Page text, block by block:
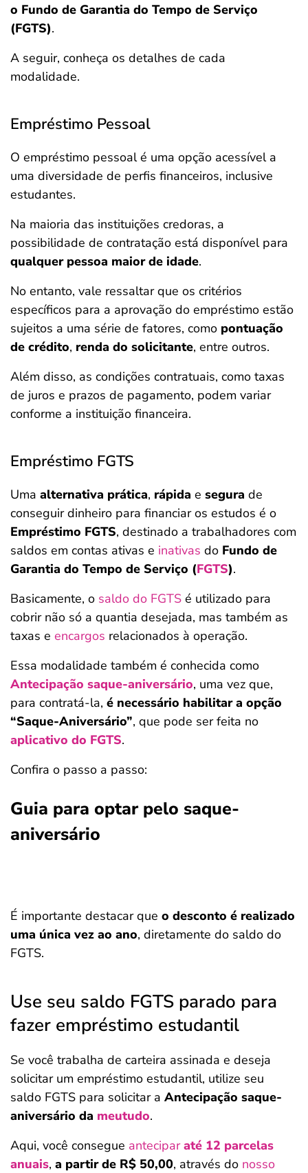
o Fundo de Garantia do Tempo de Serviço
(FGTS).
A seguir, conheça os detalhes de cada
modalidade.
Empréstimo Pessoal
O empréstimo pessoal é uma opção acessível a
uma diversidade de perfis financeiros, inclusive
estudantes.
Na maioria das instituições credoras, a
possibilidade de contratação está disponível para
qualquer pessoa maior de idade.
No entanto, vale ressaltar que os critérios
específicos para a aprovação do empréstimo estão
sujeitos a uma série de fatores, como pontuação
de crédito, renda do solicitante, entre outros.
Além disso, as condições contratuais, como taxas
de juros e prazos de pagamento, podem variar
conforme a instituição financeira.
Empréstimo FGTS
Uma alternativa prática, rápida e segura de
conseguir dinheiro para financiar os estudos é o
Empréstimo FGTS, destinado a trabalhadores com
saldos em contas ativas e inativas do Fundo de
Garantia do Tempo de Serviço (FGTS).
Basicamente, o saldo do FGTS é utilizado para
cobrir não só a quantia desejada, mas também as
taxas e encargos relacionados à operação.
Essa modalidade também é conhecida como
Antecipação saque-aniversário, uma vez que,
para contratá-la, é necessário habilitar a opção
“Saque-Aniversário”, que pode ser feita no
aplicativo do FGTS.
Confira o passo a passo:
Guia para optar pelo saque-
aniversário
É importante destacar que o desconto é realizado
uma única vez ao ano, diretamente do saldo do
FGTS.
Use seu saldo FGTS parado para
fazer empréstimo estudantil
Se você trabalha de carteira assinada e deseja
solicitar um empréstimo estudantil, utilize seu
saldo FGTS para solicitar a Antecipação saque-
aniversário da meutudo.
Aqui, você consegue anteciparaté 12 parcelas
anuais, a partir de R$ 50,00, através do nosso